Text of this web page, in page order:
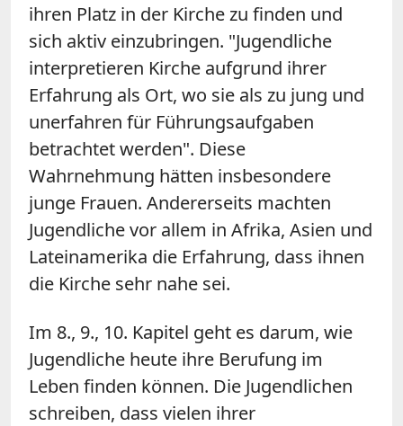
ihren Platz in der Kirche zu finden und
sich aktiv einzubringen. "Jugendliche
interpretieren Kirche aufgrund ihrer
Erfahrung als Ort, wo sie als zu jung und
unerfahren für Führungsaufgaben
betrachtet werden". Diese
Wahrnehmung hätten insbesondere
junge Frauen. Andererseits machten
Jugendliche vor allem in Afrika, Asien und
Lateinamerika die Erfahrung, dass ihnen
die Kirche sehr nahe sei.
Im 8., 9., 10. Kapitel geht es darum, wie
Jugendliche heute ihre Berufung im
Leben finden können. Die Jugendlichen
schreiben, dass vielen ihrer